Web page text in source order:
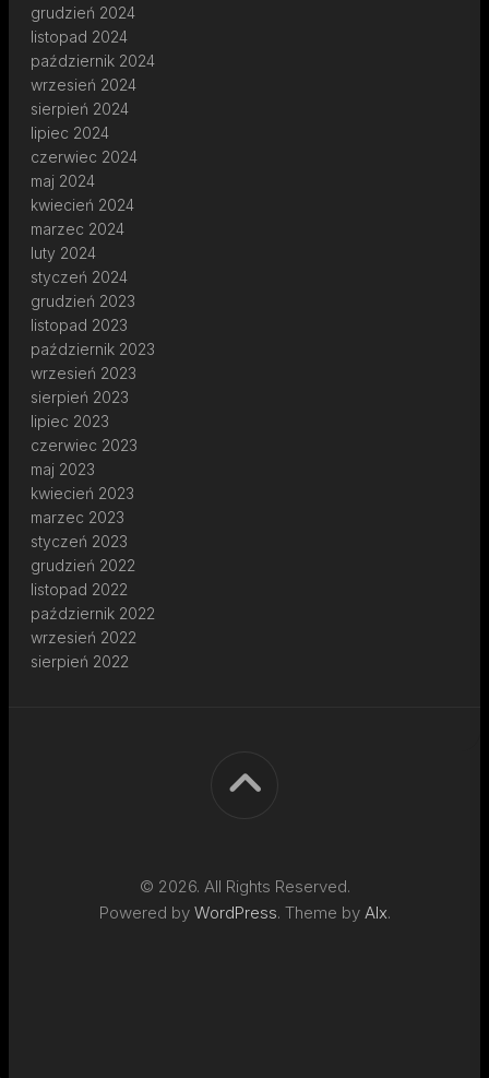
grudzień 2024
listopad 2024
październik 2024
wrzesień 2024
sierpień 2024
lipiec 2024
czerwiec 2024
maj 2024
kwiecień 2024
marzec 2024
luty 2024
styczeń 2024
grudzień 2023
listopad 2023
październik 2023
wrzesień 2023
sierpień 2023
lipiec 2023
czerwiec 2023
maj 2023
kwiecień 2023
marzec 2023
styczeń 2023
grudzień 2022
listopad 2022
październik 2022
wrzesień 2022
sierpień 2022
© 2026. All Rights Reserved.
Powered by WordPress. Theme by Alx.